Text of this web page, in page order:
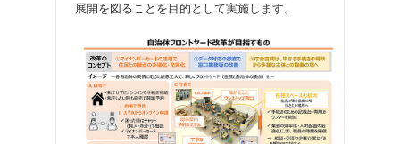
展開を図ることを目的として実施します。